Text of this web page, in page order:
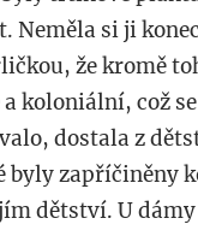
Neměla si ji
že kromě
koloniální, což
dostala z
byly zapříčiněny
dětství. U